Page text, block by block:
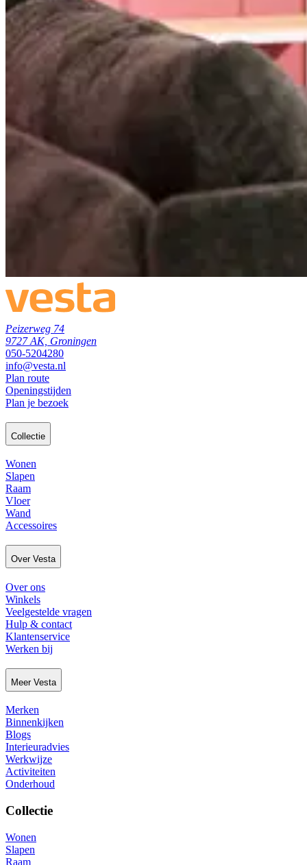
Peizerweg 74
9727 AK, Groningen
050-5204280
info@vesta.nl
Plan route
Openingstijden
Plan je bezoek
Collectie
Wonen
Slapen
Raam
Vloer
Wand
Accessoires
Over Vesta
Over ons
Winkels
Veelgestelde vragen
Hulp & contact
Klantenservice
Werken bij
Meer Vesta
Merken
Binnenkijken
Blogs
Interieuradvies
Werkwijze
Activiteiten
Onderhoud
Collectie
Wonen
Slapen
Raam